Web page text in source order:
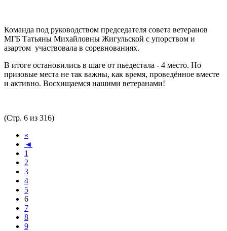
Команда под руководством председателя совета ветеранов
МГБ Татьяны Михайловны Жигульской с упорством и
азартом участвовала в соревнованиях.
В итоге остановились в шаге от пьедестала - 4 место. Но
призовые места не так важны, как время, проведённое вместе
и активно. Восхищаемся нашими ветеранами!
(Стр. 6 из 316)
«
◄
1
2
3
4
5
6
7
8
9